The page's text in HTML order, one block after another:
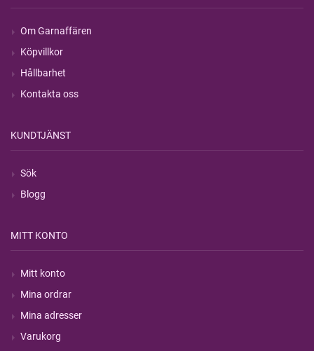
Om Garnaffären
Köpvillkor
Hållbarhet
Kontakta oss
KUNDTJÄNST
Sök
Blogg
MITT KONTO
Mitt konto
Mina ordrar
Mina adresser
Varukorg